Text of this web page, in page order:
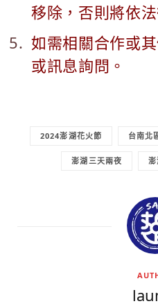
移除，否則將依
如需相關合作或
或訊息詢問。
2024澎湖花火節 台南北
澎湖三天兩夜